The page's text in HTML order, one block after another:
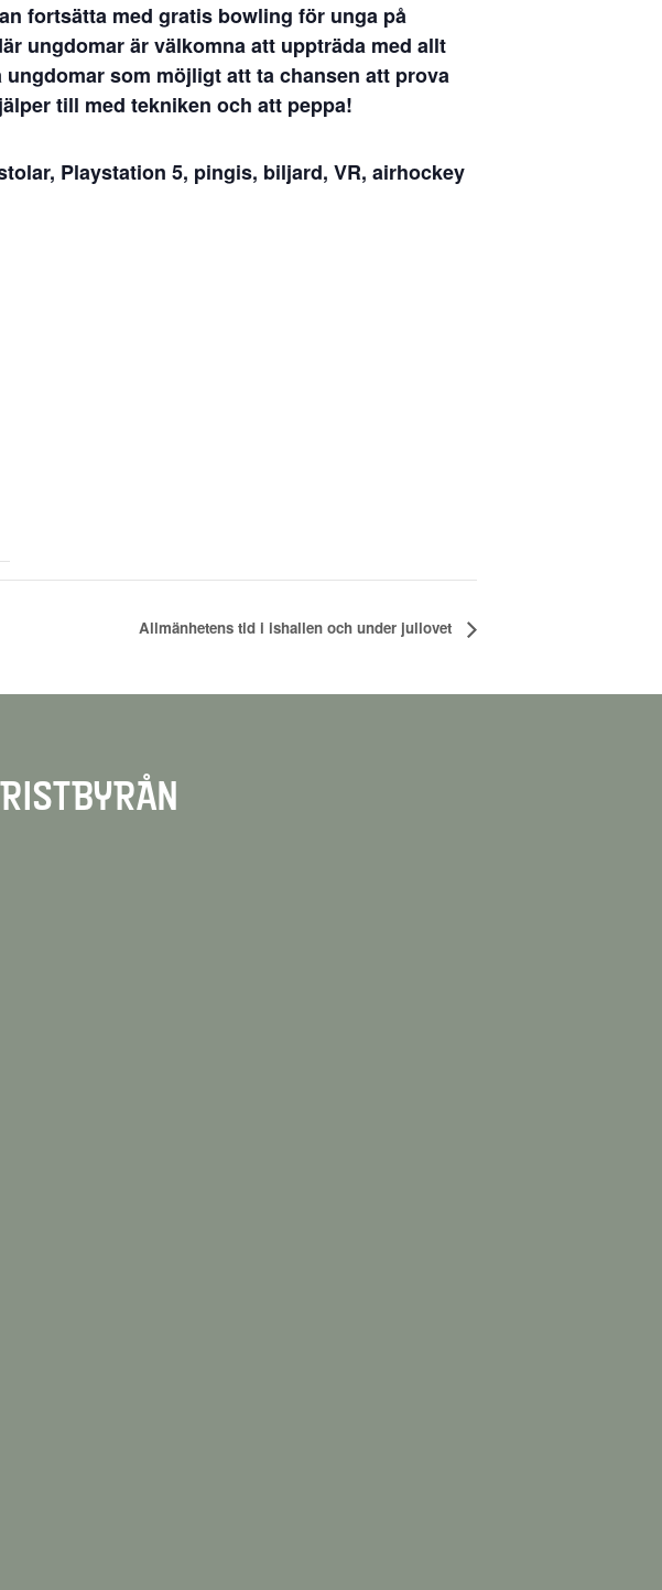
fortsätta med gratis bowling för unga på
ungdomar är välkomna att uppträda med allt
som möjligt att ta chansen att prova
till med tekniken och att peppa!
Playstation 5, pingis, biljard, VR, airhockey
Allmänhetens tid i ishallen och under jullovet